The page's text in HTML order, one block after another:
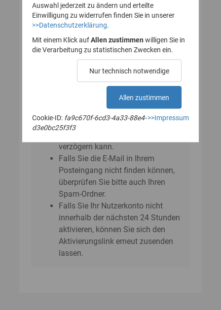
Probleme beim Empfang der
Bitte beachten Sie, dass sich der
Versand der E-Mail um einige
verzögern kann.
Falls Sie die E-Mail in Ihrem
Posteingang nicht finden können,
überprüfen Sie bitte auch Ihren
Spam-Ordner.
Falls Sie Ihr Nutzerkonto nicht
innerhalb der nächsten 24 Stunden
aktivieren, können Sie sich den
Aktivierungslink erneut zusenden
lassen.
Auswahl jederzeit zu ändern und erteilte
Einwilligung zu widerrufen finden Sie in unserer
>>Datenschutzerklärung.
Mit einem Klick aufAllen zustimmen willigen Sie in
die Verarbeitung zu statistischen Zwecken ein.
Nur technisch notwendige
Allen zustimmen
Cookie-ID: fa9c670f-6cd3-4a33-88e4-
d3e0bc25f3f3
>>Impressum